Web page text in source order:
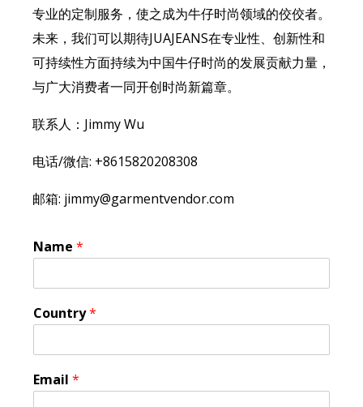
专业的定制服务，使之成为牛仔时尚领域的佼佼者。
未来，我们可以期待JUAJEANS在专业性、创新性和
可持续性方面持续为中国牛仔时尚的发展贡献力量，
与广大消费者一同开创时尚新篇章。
联系人：Jimmy Wu
电话/微信: +8615820208308
邮箱: jimmy@garmentvendor.com
Name *
Country*
Email *